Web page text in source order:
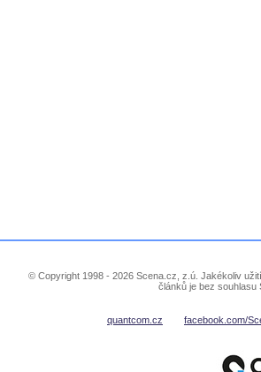
© Copyright 1998 - 2026 Scena.cz, z.ú. Jakékoliv
článků je bez
quantcom.cz facebook.com/